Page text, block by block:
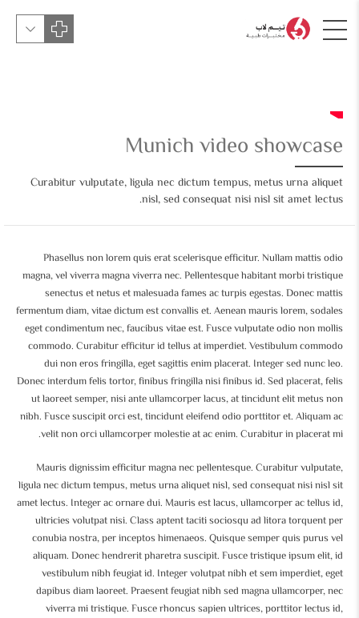
Munich video showcase
Curabitur vulputate, ligula nec dictum tempus, metus urna aliquet
nisl, sed consequat nisi nisl sit amet lectus.
Phasellus non lorem quis erat scelerisque efficitur. Nullam mattis odio
magna, vel viverra magna viverra nec. Pellentesque habitant morbi tristique
senectus et netus et malesuada fames ac turpis egestas. Donec mattis
fermentum diam, vitae dictum est convallis et. Aenean mauris lorem, sodales
eget condimentum nec, faucibus vitae est. Fusce vulputate odio non mollis
commodo. Curabitur efficitur id tellus at imperdiet. Vestibulum commodo
dui non eros fringilla, eget sagittis enim placerat. Integer sed nunc leo.
Donec interdum felis tortor, finibus fringilla nisi finibus id. Sed placerat, felis
ut laoreet semper, nisi ante ullamcorper lacus, at tincidunt elit metus non
nibh. Fusce suscipit orci est, tincidunt eleifend odio porttitor et. Aliquam ac
velit non orci ullamcorper molestie at ac enim. Curabitur in placerat mi.
Mauris dignissim efficitur magna nec pellentesque. Curabitur vulputate,
ligula nec dictum tempus, metus urna aliquet nisl, sed consequat nisi nisl sit
amet lectus. Integer ac ornare dui. Mauris est lacus, ullamcorper ac tellus id,
ultricies volutpat nisi. Class aptent taciti sociosqu ad litora torquent per
conubia nostra, per inceptos himenaeos. Quisque semper quis purus vel
aliquam. Donec hendrerit pharetra suscipit. Fusce tristique ipsum elit, id
vestibulum nibh feugiat id. Integer volutpat nibh et sem imperdiet, eget
dapibus diam laoreet. Praesent feugiat nibh sed magna ullamcorper, nec
viverra mi tristique. Fusce rhoncus sapien ultrices, porttitor lectus id,